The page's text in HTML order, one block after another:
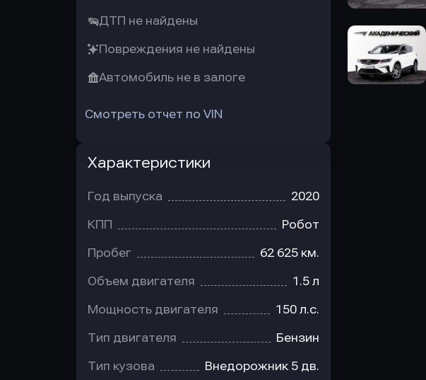
ДТП не найдены
Повреждения не найдены
Автомобиль не в залоге
Смотреть отчет по VIN
Характеристики
Год выпуска 2020
КПП Робот
Пробег 62 625 км.
Объем двигателя 1.5 л
Мощность двигателя 150 л.с.
Тип двигателя Бензин
Тип кузова Внедорожник 5 дв.